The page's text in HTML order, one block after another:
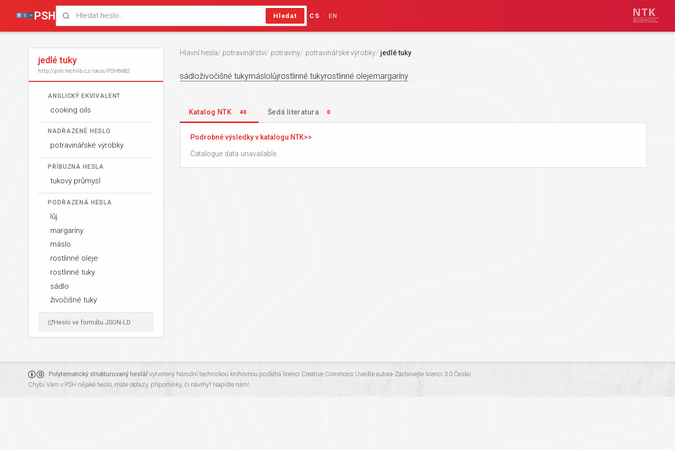
PSH Hledat CS / EN
jedlé tuky
http://psh.techlib.cz/skos/PSH8682
ANGLICKÝ EKVIVALENT
cooking oils
NADŘAZENÉ HESLO
potravinářské výrobky
PŘÍBUZNÁ HESLA
tukový průmysl
PODŘAZENÁ HESLA
lůj
margaríny
máslo
rostlinné oleje
rostlinné tuky
sádlo
živočišné tuky
Heslo ve formátu JSON-LD
Hlavní hesla potravinářství potraviny potravinářské výrobky jedlé tuky
sádloživočišné tukymáslolůjrostlinné tukyrostlinné olejemargaríny
Katalog NTK 40 Šedá literatura 0
Podrobné výsledky v katalogu NTK
Catalogue data unavailable.
Polytematický strukturovaný heslářvytvořený Národní technickou knihovnou podléhá licenci Creative Commons Uveďte autora-Zachovejte licenci 3.0 Česko.
Chybí Vám v PSH nějaké heslo, máte dotazy, připomínky, či návrhy? Napište nám!